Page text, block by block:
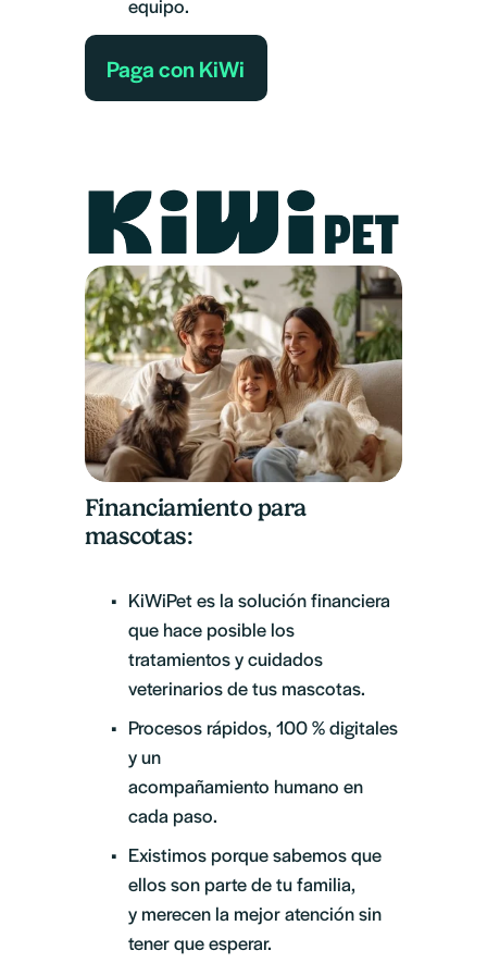
equipo.
Paga con KiWi
Financiamiento para
mascotas:
KiWiPet es la solución financiera
que hace posible los
tratamientos y cuidados
veterinarios de tus mascotas.
Procesos rápidos, 100 % digitales
y un
acompañamiento humano en
cada paso.
Existimos porque sabemos que
ellos son parte de tu familia,
y merecen la mejor atención sin
tener que esperar.